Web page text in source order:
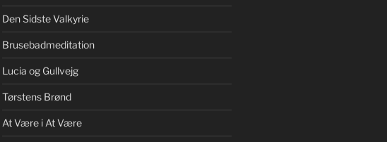
Den Sidste Valkyrie
Brusebadmeditation
Lucia og Gullvejg
Tørstens Brønd
At Være i At Være